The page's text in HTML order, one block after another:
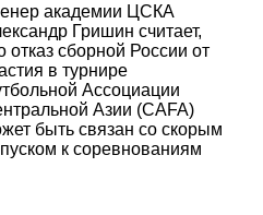
академии ЦСКА
Гришин считает,
отказ сборной России от
в турнире
Ассоциации
Азии (CAFA)
быть связан со скорым
к соревнованиям